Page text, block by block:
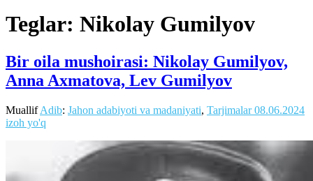
Teglar: Nikolay Gumilyov
Bir oila mushoirasi: Nikolay Gumilyov,
Anna Axmatova, Lev Gumilyov
MuallifAdib: Jahon adabiyoti va madaniyati, Tarjimalar 08.06.2024
izoh yo'q